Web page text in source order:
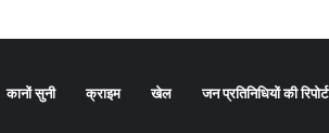
सवारों ने बाहर निकल बचाई अपनी जान
कानों सुनी क्राइम खेल जन प्रतिनिधियों की रिपोर्ट